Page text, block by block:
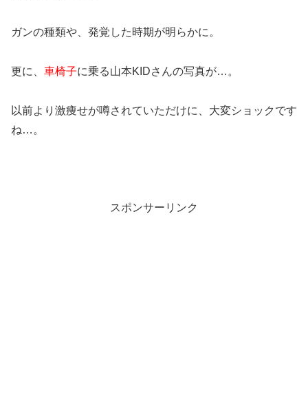
ガンの種類や、発覚した時期が明らかに。
更に、 車椅子に乗る山本KIDさんの写真が…。
以前より激痩せが噂されていただけに、大変ショックです
ね…。
スポンサーリンク